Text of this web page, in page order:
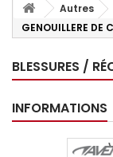
Autres
GENOUILLERE DE
BLESSURES /
INFORMATIONS